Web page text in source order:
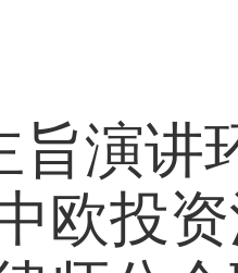
旨演讲
欧投